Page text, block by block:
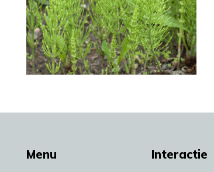
Menu Interactie